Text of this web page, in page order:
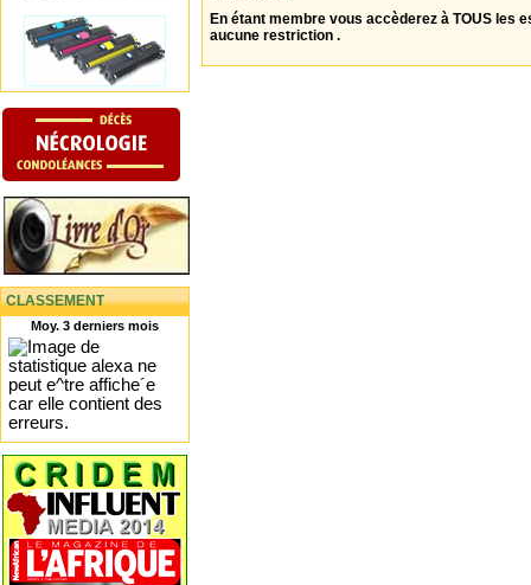
CLASSEMENT
Moy. 3 derniers mois
En étant membre vous accèderez à TOUS les
aucune restriction .